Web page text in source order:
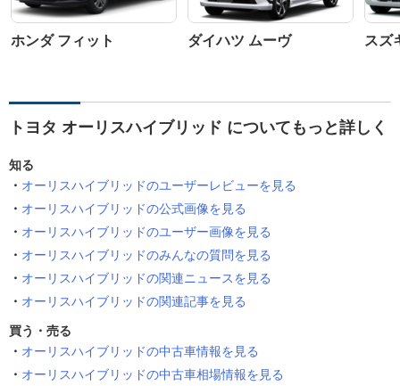
ホンダ フィット ダイハツ ムーヴ スズ
トヨタ オーリスハイブリッド についてもっと詳しく
知る
オーリスハイブリッドのユーザーレビューを見る
オーリスハイブリッドの公式画像を見る
オーリスハイブリッドのユーザー画像を見る
オーリスハイブリッドのみんなの質問を見る
オーリスハイブリッドの関連ニュースを見る
オーリスハイブリッドの関連記事を見る
買う・売る
オーリスハイブリッドの中古車情報を見る
オーリスハイブリッドの中古車相場情報を見る